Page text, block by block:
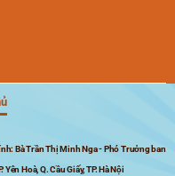
Bà Trần Thị Minh Nga - Phó Trưởng ban
Hoà, Q. Cầu Giấy, TP. Hà Nội